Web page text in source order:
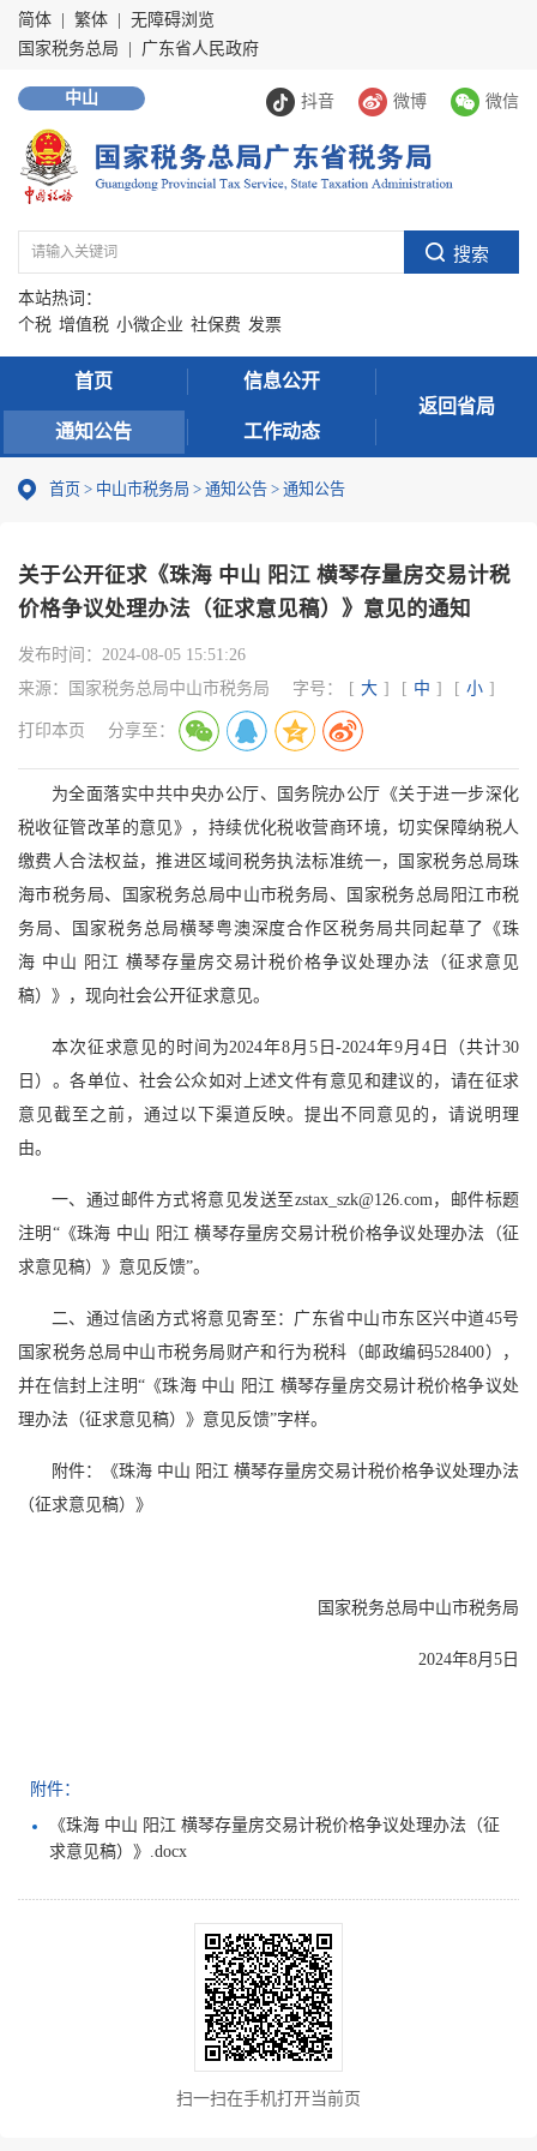
简体 繁体
无障碍浏览
国家税务总局
广东省人民政府
抖音 微博 微信
中山
本站热词：
个税 增值税 小微企业 社保费 发票
首页 信息公开
通知公告 工作动态
返回省局
首页 > 中山市税务局 > 通知公告 > 通知公告
关于公开征求《珠海 中山 阳江 横琴存量房交易计税
价格争议处理办法（征求意见稿）》意见的通知
发布时间： 2024-08-05 15:51:26
来源：
国家税务总局中山市税务局 字号： [ 大 ] [ 中 ] [ 小 ]
打印本页 分享至：
为全面落实中共中央办公厅、国务院办公厅《关于进一步深化
税收征管改革的意见》，持续优化税收营商环境，切实保障纳税人
缴费人合法权益，推进区域间税务执法标准统一，国家税务总局珠
海市税务局、国家税务总局中山市税务局、国家税务总局阳江市税
务局、国家税务总局横琴粤澳深度合作区税务局共同起草了《珠
海 中山 阳江 横琴存量房交易计税价格争议处理办法（征求意见
稿）》，现向社会公开征求意见。
本次征求意见的时间为2024年8月5日-2024年9月4日（共计30
日）。各单位、社会公众如对上述文件有意见和建议的，请在征求
意见截至之前，通过以下渠道反映。提出不同意见的，请说明理
由。
一、通过邮件方式将意见发送至zstax_szk@126.com，邮件标题
注明“《珠海 中山 阳江 横琴存量房交易计税价格争议处理办法（征
求意见稿）》意见反馈”。
二、通过信函方式将意见寄至：广东省中山市东区兴中道45号
国家税务总局中山市税务局财产和行为税科（邮政编码528400），
并在信封上注明“《珠海 中山 阳江 横琴存量房交易计税价格争议处
理办法（征求意见稿）》意见反馈”字样。
附件：《珠海 中山 阳江 横琴存量房交易计税价格争议处理办法
（征求意见稿）》
国家税务总局中山市税务局
2024年8月5日
附件：
《珠海 中山 阳江 横琴存量房交易计税价格争议处理办法（征
求意见稿）》.docx
扫一扫在手机打开当前页